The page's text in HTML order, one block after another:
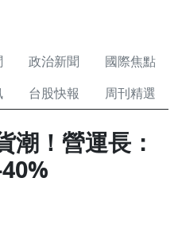
政治新聞
國際焦點
台股快報 周刊精選
潮！營運長：